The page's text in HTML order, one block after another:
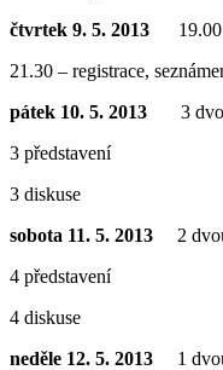
čtvrtek 9. 5. 2013 19.00
21.30 – registrace,
pátek 10. 5. 2013 3
3 představení
3 diskuse
sobota 11. 5. 2013 2
4 představení
4 diskuse
neděle 12. 5. 2013 1